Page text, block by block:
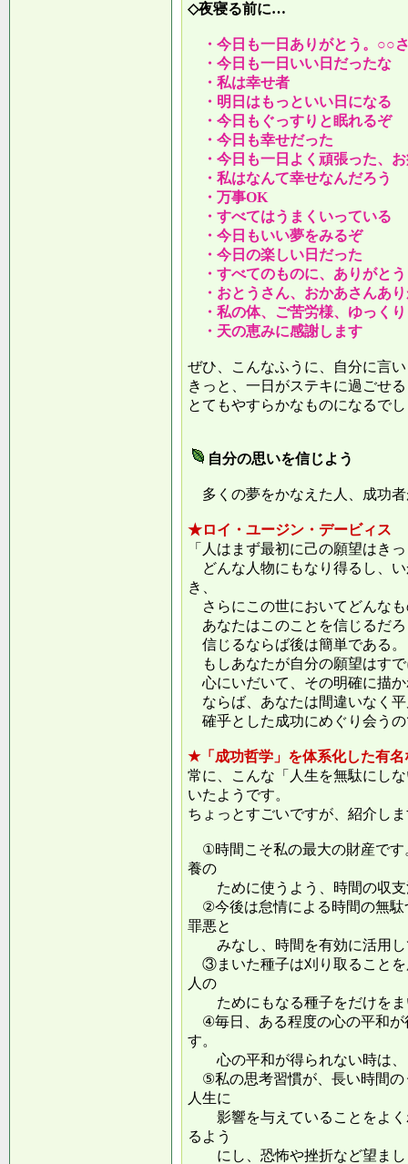
◇夜寝る前に…
・今日も一日ありがとう。○○
・今日も一日いい日だったな
・私は幸せ者
・明日はもっといい日になる
・今日もぐっすりと眠れるぞ
・今日も幸せだった
・今日も一日よく頑張った、
・私はなんて幸せなんだろう
・万事OK
・すべてはうまくいっている
・今日もいい夢をみるぞ
・今日の楽しい日だった
・すべてのものに、ありがとう
・おとうさん、おかあさんあ
・私の体、ご苦労様、ゆっく
・天の恵みに感謝します
ぜひ、こんなふうに、自分に言
きっと、一日がステキに過ごせ
とてもやすらかなものになるで
自分の思いを信じよう
多くの夢をかなえた人、成功
★ロイ・ユージン・デービィス
「人はまず最初に己の願望はき
どんな人物にもなり得るし、
き、
さらにこの世においてどんな
あなたはこのことを信じるだ
信じるならば後は簡単である。
もしあなたが自分の願望はす
心にいだいて、その明確に描
ならば、あなたは間違いなく
確乎とした成功にめぐり会う
★「成功哲学」を体系化した有
常に、こんな「人生を無駄にし
いたようです。
ちょっとすごいですが、紹介し
①時間こそ私の最大の財産です
養の
ために使うよう、時間の収支
②今後は怠情による時間の無駄
罪悪と
みなし、時間を有効に活用し
③まいた種子は刈り取ることを
人の
ためにもなる種子をだけをま
④毎日、ある程度の心の平和が
す。
心の平和が得られない時は、
⑤私の思考習慣が、長い時間の
人生に
影響を与えていることをよく
るよう
にし、恐怖や挫折など望まし